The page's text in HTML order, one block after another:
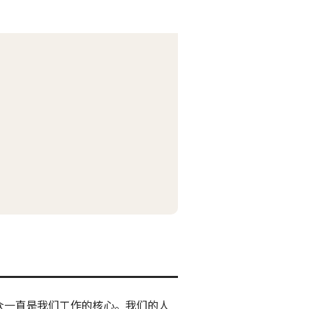
直是我们工作的核心。我们的人